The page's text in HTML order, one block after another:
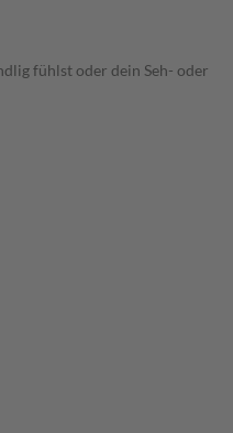
fühlst oder dein Seh- oder